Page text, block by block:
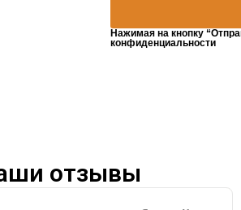
Нажимая на кнопку
конфиденциальности
отзывы